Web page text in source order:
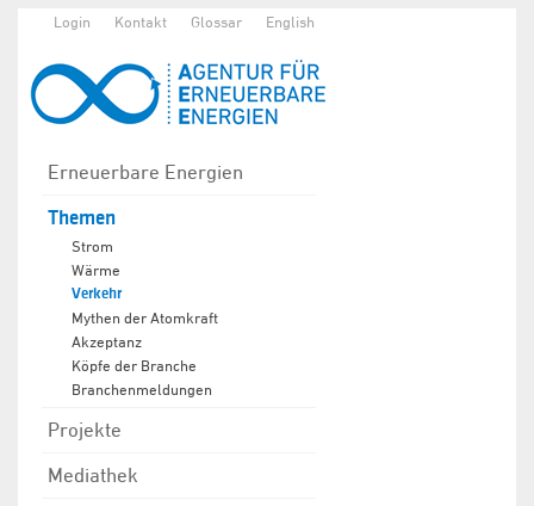
Login Kontakt Glossar English
Erneuerbare Energien
Themen
Strom
Wärme
Verkehr
Mythen der Atomkraft
Akzeptanz
Köpfe der Branche
Branchenmeldungen
Projekte
Mediathek